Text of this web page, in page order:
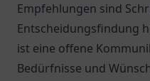
Empfehlungen sind
Entscheidungsfindung
ist eine offene
Bedürfnisse und